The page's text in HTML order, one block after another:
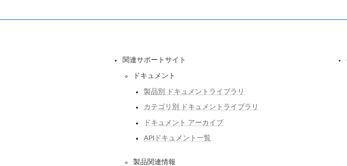
関連サポートサイト
ドキュメント
製品別 ドキュメントライブラリ
カテゴリ別 ドキュメントライブラリ
ドキュメント アーカイブ
APIドキュメント一覧
製品関連情報